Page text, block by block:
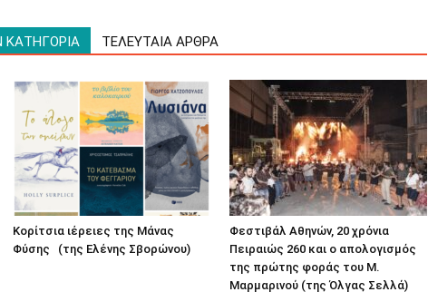
ΚΑΤΗΓΟΡΙΑ ΤΕΛΕΥΤΑΙΑ ΑΡΘΡΑ
Κορίτσια ιέρειες της Μάνας
Φύσης (της Ελένης Σβορώνου)
Φεστιβάλ Αθηνών, 20 χρόνια
Πειραιώς 260 και ο απολογισμός
της πρώτης φοράς του Μ.
Μαρμαρινού (της Όλγας Σελλά)